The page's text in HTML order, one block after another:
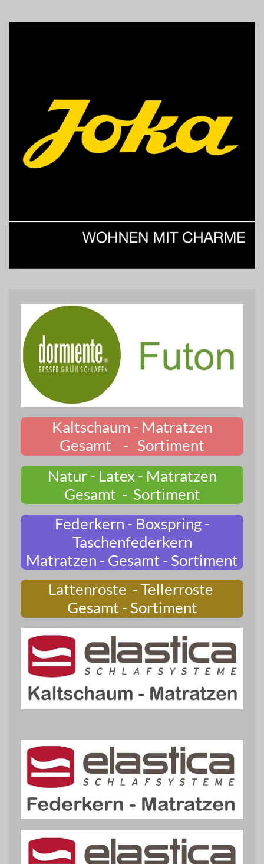
Kaltschaum - Matratzen
Gesamt - Sortiment
Natur - Latex - Matratzen
Gesamt - Sortiment
Federkern - Boxspring -
Taschenfederkern
Matratzen - Gesamt - Sortiment
Lattenroste - Tellerroste
Gesamt - Sortiment